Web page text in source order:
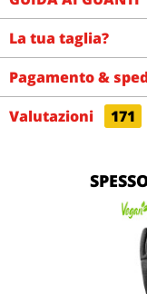
La tua taglia?
Pagamento &
Valutazioni
171